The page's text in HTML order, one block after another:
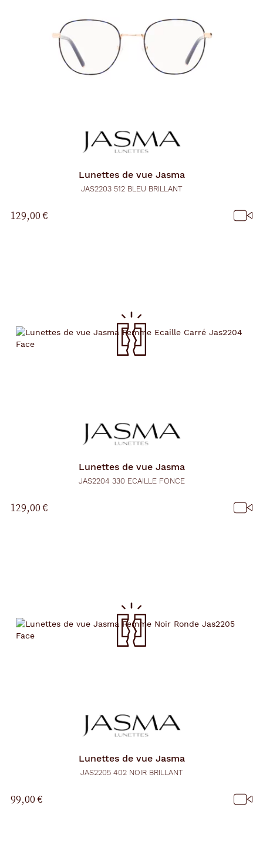
Lunettes de vue Jasma
JAS2203 512 BLEU BRILLANT
129,00 €
Lunettes de vue Jasma
JAS2204 330 ECAILLE FONCE
129,00 €
Lunettes de vue Jasma
JAS2205 402 NOIR BRILLANT
99,00 €